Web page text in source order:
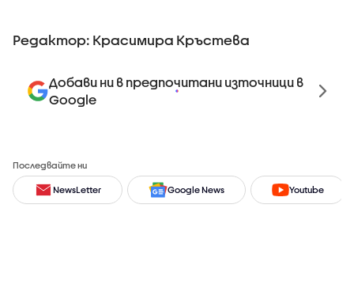
Редактор: Красимира Кръстева
Добави ни в предпочитани източници в
Google
Последвайте ни
NewsLetter Google News Youtube